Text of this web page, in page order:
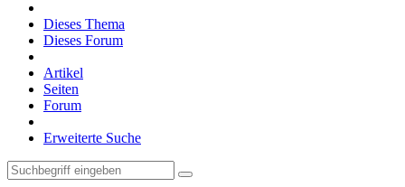
Dieses Thema
Dieses Forum
Artikel
Seiten
Forum
Erweiterte Suche